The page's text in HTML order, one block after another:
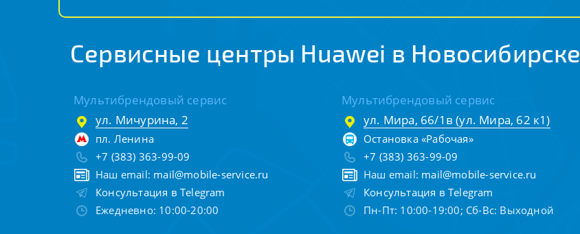
Сервисные центры Huawei в Новосибирске
Мультибрендовый сервис
ул. Мичурина, 2
пл. Ленина
+7 (383) 363-99-09
Наш email: mail@mobile-service.ru
Консультация в Telegram
Ежедневно: 10:00-20:00
Мультибрендовый сервис
ул. Мира, 66/1в (ул. Мира, 62 к1)
Остановка «Рабочая»
+7 (383) 363-99-09
Наш email: mail@mobile-service.ru
Консультация в Telegram
Пн-Пт: 10:00-19:00; Сб-Вс: Выходной